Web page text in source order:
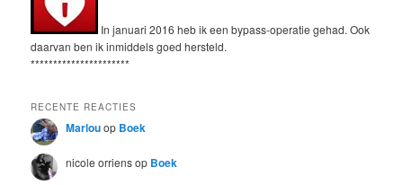
In januari 2016 heb ik een bypass-operatie gehad. Ook
daarvan ben ik inmiddels goed hersteld.
**********************
RECENTE REACTIES
Marlouop Boek
nicole orriensop Boek